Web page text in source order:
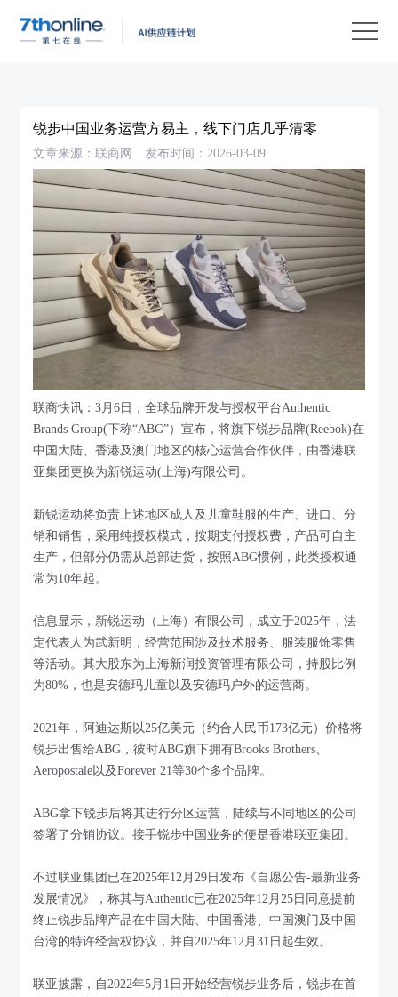
锐步中国业务运营方易主，线下门店几乎清零
文章来源：联商网 发布时间：2026-03-09
联商快讯：3月6日，全球品牌开发与授权平台Authentic
Brands Group(下称“ABG”）宣布，将旗下锐步品牌(Reebok)在
中国大陆、香港及澳门地区的核心运营合作伙伴，由香港联
亚集团更换为新锐运动(上海)有限公司。
新锐运动将负责上述地区成人及儿童鞋服的生产、进口、分
销和销售，采用纯授权模式，按期支付授权费，产品可自主
生产，但部分仍需从总部进货，按照ABG惯例，此类授权通
常为10年起。
信息显示，新锐运动（上海）有限公司，成立于2025年，法
定代表人为武新明，经营范围涉及技术服务、服装服饰零售
等活动。其大股东为上海新润投资管理有限公司，持股比例
为80%，也是安德玛儿童以及安德玛户外的运营商。
2021年，阿迪达斯以25亿美元（约合人民币173亿元）价格将
锐步出售给ABG，彼时ABG旗下拥有Brooks Brothers、
Aeropostale以及Forever 21等30个多个品牌。
ABG拿下锐步后将其进行分区运营，陆续与不同地区的公司
签署了分销协议。接手锐步中国业务的便是香港联亚集团。
不过联亚集团已在2025年12月29日发布《自愿公告-最新业务
发展情况》，称其与Authentic已在2025年12月25日同意提前
终止锐步品牌产品在中国大陆、中国香港、中国澳门及中国
台湾的特许经营权协议，并自2025年12月31日起生效。
联亚披露，自2022年5月1日开始经营锐步业务后，锐步在首